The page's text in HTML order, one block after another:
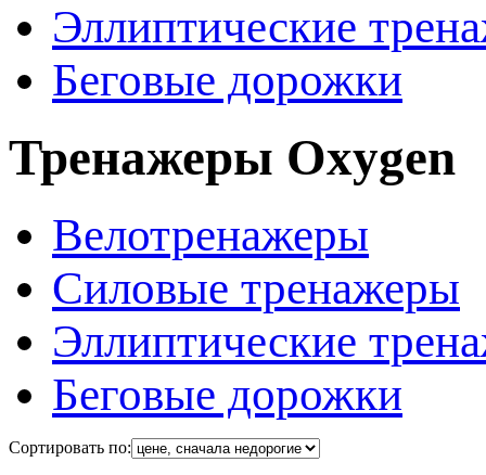
Эллиптические
Беговые дорожки
Тренажеры Oxygen
Велотренажеры
Силовые тренажеры
Эллиптические
Беговые дорожки
Сортировать по: